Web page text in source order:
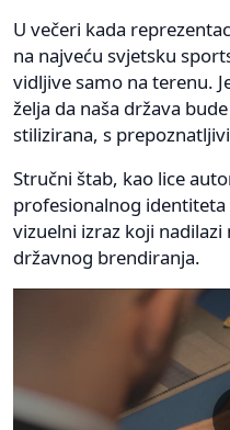
U večeri kada
na najveću svjetsku
vidljive samo na terenu.
želja da naša država
stilizirana, s
Stručni štab, kao lice
profesionalnog
vizuelni izraz koji
državnog brendiranja.